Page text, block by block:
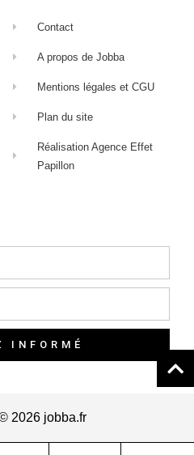
Contact
A propos de Jobba
Mentions légales et CGU
Plan du site
Réalisation Agence Effet
Papillon
INFORMÉ
2026 jobba.fr